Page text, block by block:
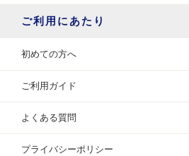
ご利用にあたり
初めての方へ
ご利用ガイド
よくある質問
プライバシーポリシー